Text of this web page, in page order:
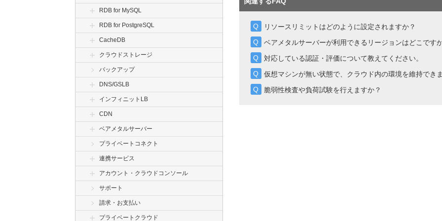
RDB for MySQL
RDB for PostgreSQL
CacheDB
クラウドストレージ
バックアップ
DNS/GSLB
インフィニットLB
CDN
ベアメタルサーバー
プライベートコネクト
連携サービス
アカウント・クラウドコンソール
サポート
請求・お支払い
プライベートクラウド
リソースリミットはどのように設定されますか？
ベアメタルサーバーが利用できるリージョンはどこです
対応している認証・評価について教えてください。
仮想マシンが無い状態で、クラウド内の環境を維持でき
脆弱性検査や負荷試験を行えますか？